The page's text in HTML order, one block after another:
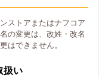
ストアまたはナフコア
の変更は、改姓・改名
はできません。
扱い